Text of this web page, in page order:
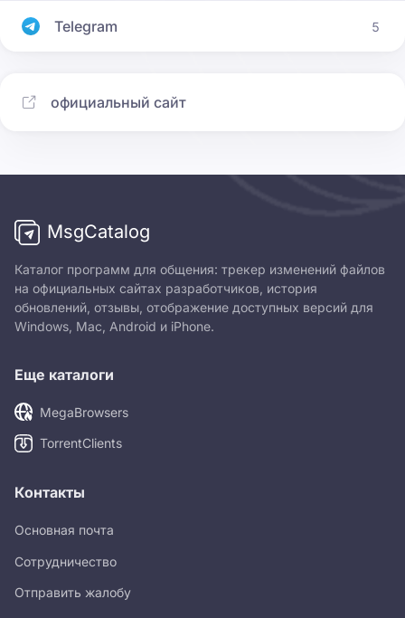
Telegram 5
официальный сайт
MsgCatalog
Каталог программ для общения: трекер изменений файлов
на официальных сайтах разработчиков, история
обновлений, отзывы, отображение доступных версий для
Windows, Mac, Android и iPhone.
Еще каталоги
MegaBrowsers
TorrentClients
Контакты
Основная почта
Сотрудничество
Отправить жалобу